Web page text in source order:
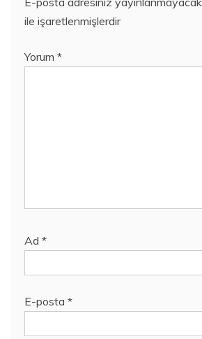
ile işaretlenmişlerdir
Yorum *
Ad *
E-posta *